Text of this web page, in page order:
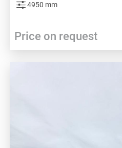
4950 mm
Price on request